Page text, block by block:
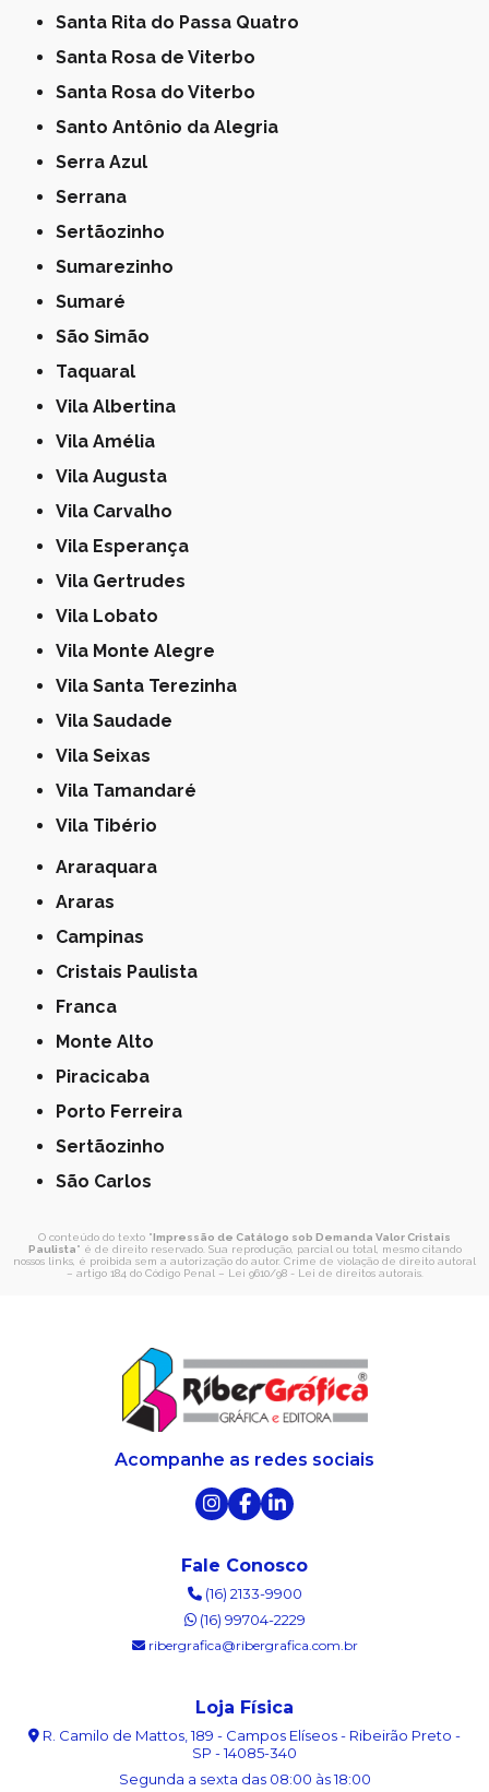
Santa Rita do Passa Quatro
Santa Rosa de Viterbo
Santa Rosa do Viterbo
Santo Antônio da Alegria
Serra Azul
Serrana
Sertãozinho
Sumarezinho
Sumaré
São Simão
Taquaral
Vila Albertina
Vila Amélia
Vila Augusta
Vila Carvalho
Vila Esperança
Vila Gertrudes
Vila Lobato
Vila Monte Alegre
Vila Santa Terezinha
Vila Saudade
Vila Seixas
Vila Tamandaré
Vila Tibério
Araraquara
Araras
Campinas
Cristais Paulista
Franca
Monte Alto
Piracicaba
Porto Ferreira
Sertãozinho
São Carlos
O conteúdo do texto "Impressão de Catálogo sob Demanda Valor Cristais
Paulista" é de direito reservado. Sua reprodução, parcial ou total, mesmo citando
nossos links, é proibida sem a autorização do autor. Crime de violação de direito autoral
– artigo 184 do Código Penal – Lei 9610/98 - Lei de direitos autorais.
Acompanhe as redes sociais
Fale Conosco
(16) 2133-9900
(16) 99704-2229
ribergrafica@ribergrafica.com.br
Loja Física
R. Camilo de Mattos, 189 - Campos Elíseos - Ribeirão Preto -
SP - 14085-340
Segunda a sexta das 08:00 às 18:00